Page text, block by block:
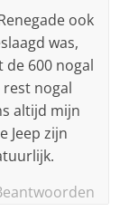
ook
was,
600 nogal
nogal
altijd mijn
Jeep zijn